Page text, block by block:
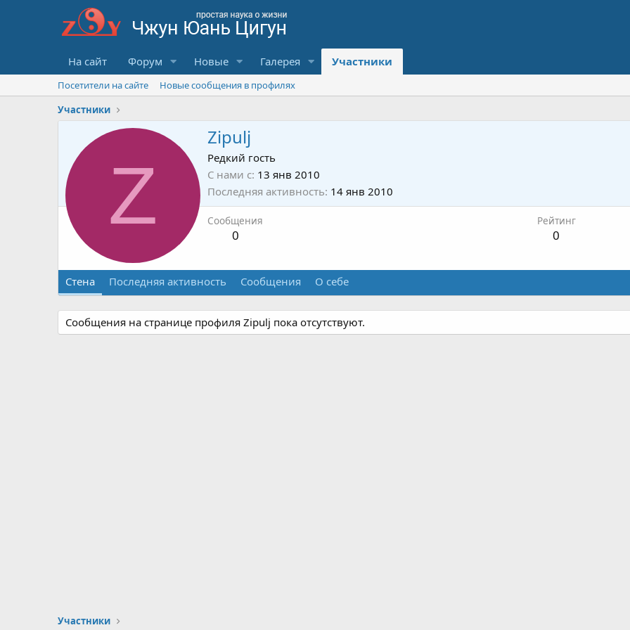
На сайт Форум Новые Галерея Участники
Посетители на сайте
Новые сообщения в профилях
Участники
Z
Zipulj
Редкий гость
С нами с 13 янв 2010
Последняя активность 14 янв 2010
Сообщения
0
Рейтинг
0
Стена Последняя активность Сообщения О себе
Сообщения на странице профиля Zipulj пока отсутствуют.
Участники